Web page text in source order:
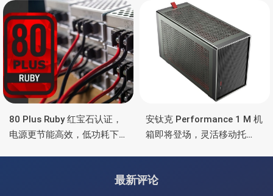
雷电4、OCuLink
80 Plus Ruby 红宝石认证，
电源更节能高效，低功耗下
安钛克 Performance 1 M 机
箱即将登场，灵活移动托
最新评论